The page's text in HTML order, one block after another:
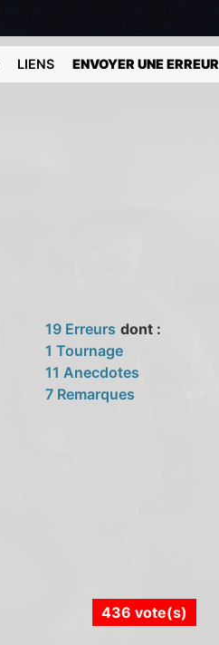
LIENS ENVOYER UNE ERREUR
19 Erreurs dont :
1 Tournage
11 Anecdotes
7 Remarques
436 vote(s)